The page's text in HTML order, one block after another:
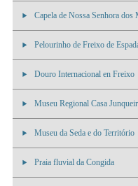
Capela de Nossa Senhora dos
Pelourinho de Freixo de
Douro Internacional en Freixo
Museu Regional Casa
Museu da Seda e do Território
Praia fluvial da Congida